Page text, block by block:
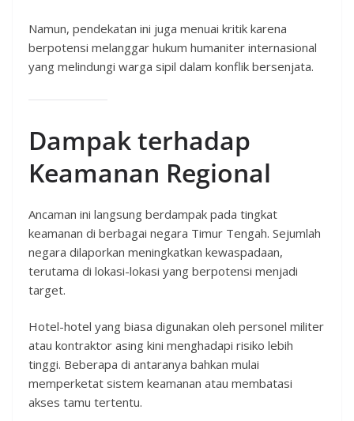
Namun, pendekatan ini juga menuai kritik karena
berpotensi melanggar hukum humaniter internasional
yang melindungi warga sipil dalam konflik bersenjata.
Dampak terhadap
Keamanan Regional
Ancaman ini langsung berdampak pada tingkat
keamanan di berbagai negara Timur Tengah. Sejumlah
negara dilaporkan meningkatkan kewaspadaan,
terutama di lokasi-lokasi yang berpotensi menjadi
target.
Hotel-hotel yang biasa digunakan oleh personel militer
atau kontraktor asing kini menghadapi risiko lebih
tinggi. Beberapa di antaranya bahkan mulai
memperketat sistem keamanan atau membatasi
akses tamu tertentu.